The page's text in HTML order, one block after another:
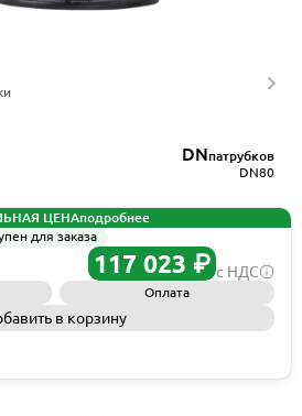
DNпатрубков
DN80
ЦЕНАподробнее
для заказа
117 023 ₽ с НДС
Оплата
в корзину